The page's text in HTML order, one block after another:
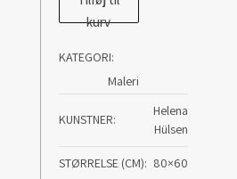
Helena
A
kurv
KATEGORI:
Maleri
KUNSTNER
Helena
Hülsen
STØRRELSE (CM) 80×60